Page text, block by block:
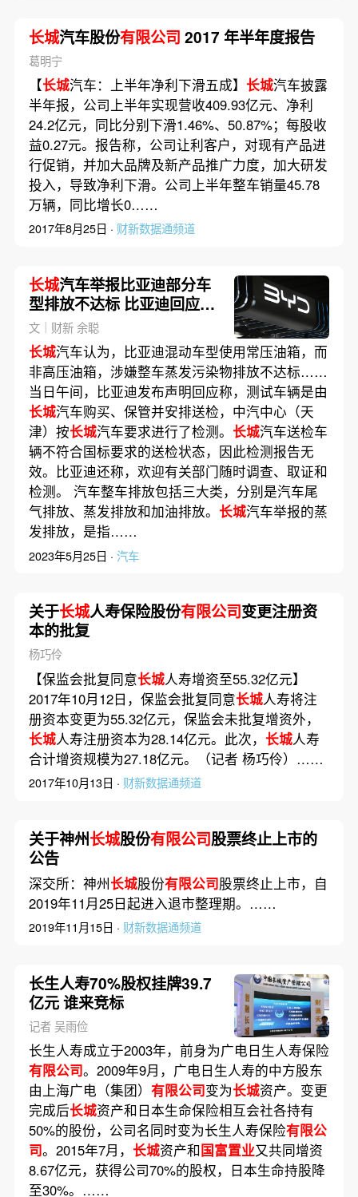
长城汽车股份有限公司 2017 年半年度报告
葛明宁
【长城汽车：上半年净利下滑五成】 长城汽车披露
半年报，公司上半年实现营收409.93亿元、净利
24.2亿元，同比分别下滑1.46%、50.87%；每股收
益0.27元。报告称，公司让利客户，对现有产品进
行促销，并加大品牌及新产品推广力度，加大研发
投入，导致净利下滑。公司上半年整车销量45.78
万辆，同比增长0……
2017年8月25日 · 财新数据通频道
长城汽车举报比亚迪部分车
型排放不达标 比亚迪回应称
检测报告无效
文｜财新 余聪
长城汽车认为，比亚迪混动车型使用常压油箱，而
非高压油箱，涉嫌整车蒸发污染物排放不达标……
当日午间，比亚迪发布声明回应称，测试车辆是由
长城汽车购买、保管并安排送检，中汽中心（天
津）按长城汽车要求进行了检测。 长城汽车送检车
辆不符合国标要求的送检状态，因此检测报告无
效。比亚迪还称，欢迎有关部门随时调查、取证和
检测。 汽车整车排放包括三大类，分别是汽车尾
气排放、蒸发排放和加油排放。 长城汽车举报的蒸
发排放，是指……
2023年5月25日 · 汽车
关于长城人寿保险股份有限公司变更注册资
本的批复
杨巧伶
【保监会批复同意长城人寿增资至55.32亿元】
2017年10月12日，保监会批复同意长城人寿将注
册资本变更为55.32亿元，保监会未批复增资外，
长城人寿注册资本为28.14亿元。此次， 长城人寿
合计增资规模为27.18亿元。（记者 杨巧伶）……
2017年10月13日 · 财新数据通频道
关于神州长城股份有限公司股票终止上市的
公告
深交所：神州长城股份有限公司股票终止上市，自
2019年11月25日起进入退市整理期。……
2019年11月15日 · 财新数据通频道
长生人寿70%股权挂牌39.7
亿元 谁来竞标
记者 吴雨俭
长生人寿成立于2003年，前身为广电日生人寿保险
有限公司。2009年9月，广电日生人寿的中方股东
由上海广电（集团） 有限公司变为长城资产。变更
完成后长城资产和日本生命保险相互会社各持有
50%的股份，公司名同时变为长生人寿保险有限公
司。2015年7月， 长城资产和国富置业又共同增资
8.67亿元，获得公司70%的股权，日本生命持股降
至30%。……